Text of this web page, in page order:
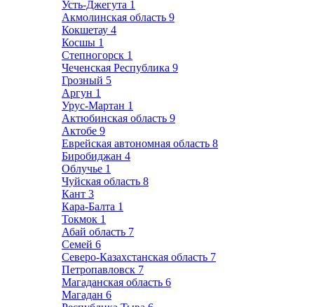
Усть-Джегута 1
Акмолинская область 9
Кокшетау 4
Косшы 1
Степногорск 1
Чеченская Республика 9
Грозный 5
Аргун 1
Урус-Мартан 1
Актюбинская область 9
Актобе 9
Еврейская автономная область 8
Биробиджан 4
Облучье 1
Чуйская область 8
Кант 3
Кара-Балта 1
Токмок 1
Абай область 7
Семей 6
Северо-Казахстанская область 7
Петропавловск 7
Магаданская область 6
Магадан 6